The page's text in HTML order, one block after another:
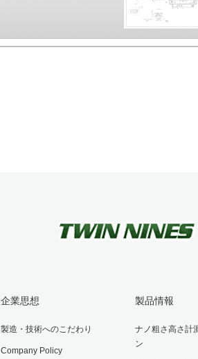
企業思想
製造・技術へのこだわり
Company Policy
製品情報
ナノ粗さ高さ
ン